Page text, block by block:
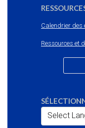
Calendrier des
Ressources et
Select